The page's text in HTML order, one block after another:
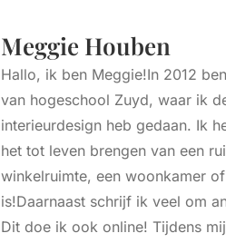
Meggie Houben
Hallo, ik ben Meggie!In 2012
van hogeschool Zuyd, waar ik
interieurdesign heb gedaan. Ik
het tot leven brengen van een
winkelruimte, een woonkamer
is!Daarnaast schrijf ik veel om
Dit doe ik ook online! Tijdens